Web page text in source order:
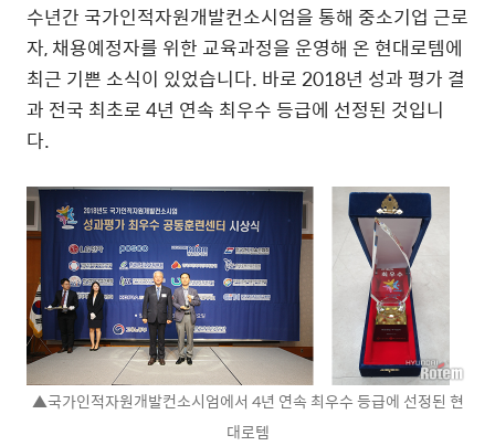
수년간 국가인적자원개발컨소시엄을 통해 중소기업 근로
자, 채용예정자를 위한 교육과정을 운영해 온 현대로템에
최근 기쁜 소식이 있었습니다. 바로 2018년 성과 평가 결
과 전국 최초로 4년 연속 최우수 등급에 선정된 것입니
다.
▲국가인적자원개발컨소시엄에서 4년 연속 최우수 등급에 선정된 현
대로템